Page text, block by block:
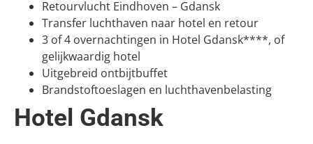
Retourvlucht Eindhoven – Gdansk
Transfer luchthaven naar hotel en retour
3 of 4 overnachtingen in Hotel Gdansk****, of
gelijkwaardig hotel
Uitgebreid ontbijtbuffet
Brandstoftoeslagen en luchthavenbelasting
Hotel Gdansk